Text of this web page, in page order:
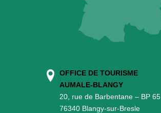
OFFICE DE TOURISME
AUMALE-BLANGY
20, rue de Barbentane – BP 65
76340 Blangy-sur-Bresle